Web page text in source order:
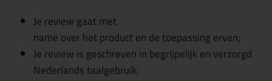
Je review gaat met
name over het product en de toepassing ervan;
Je review is geschreven in begrijpelijk en verzorgd
Nederlands taalgebruik;